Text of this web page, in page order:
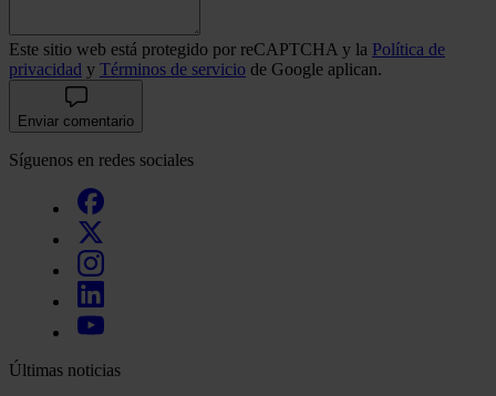
Este sitio web está protegido por reCAPTCHA y la Política de
privacidad y Términos de servicio de Google aplican.
Enviar comentario
Síguenos en redes sociales
Últimas noticias